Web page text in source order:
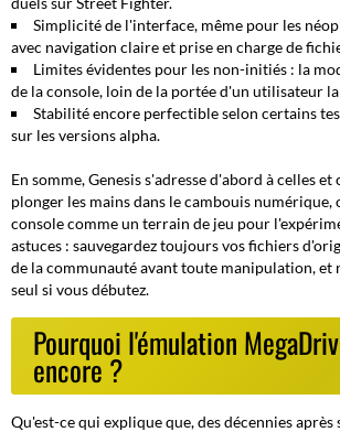
Simplicité de l'interface, même pour les
avec navigation claire et prise en charge de
Limites évidentes pour les non-initiés : la
de la console, loin de la portée d'un utilisateur
Stabilité encore perfectible selon certains
sur les versions alpha.
En somme, Genesis s'adresse d'abord à celles
plonger les mains dans le cambouis numérique,
console comme un terrain de jeu pour
astuces : sauvegardez toujours vos fichiers
de la communauté avant toute manipulation, et
seul si vous débutez.
Pourquoi l'émulation
encore ?
Qu'est-ce qui explique que, des décennies après